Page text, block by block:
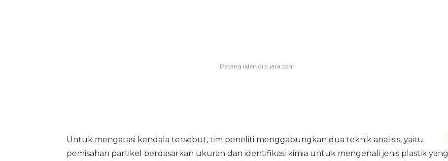
Untuk mengatasi kendala tersebut, tim peneliti menggabungkan dua teknik analisis, yaitu
pemisahan partikel berdasarkan ukuran dan identifikasi kimia untuk mengenali jenis plastik yang